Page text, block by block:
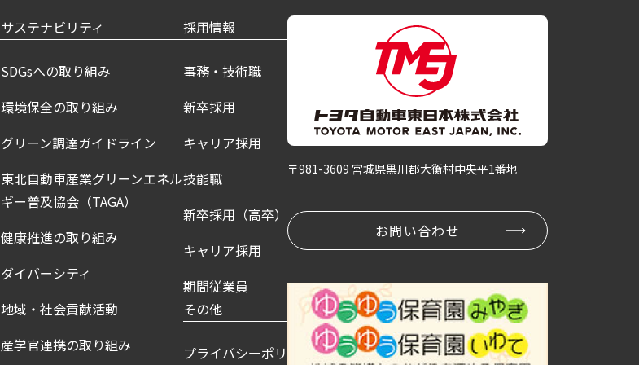
サステナビリティ
SDGsへの取り組み
環境保全の取り組み
グリーン調達ガイドライン
東北自動車産業グリーンエネル
ギー普及協会（TAGA）
健康推進の取り組み
ダイバーシティ
地域・社会貢献活動
産学官連携の取り組み
採用情報
事務・技術職
新卒採用
キャリア採用
技能職
新卒採用（高卒）
キャリア採用
期間従業員
その他
プライバシーポリシー
〒981-3609 宮城県黒川郡大衡村中央平1番地
お問い合わせ